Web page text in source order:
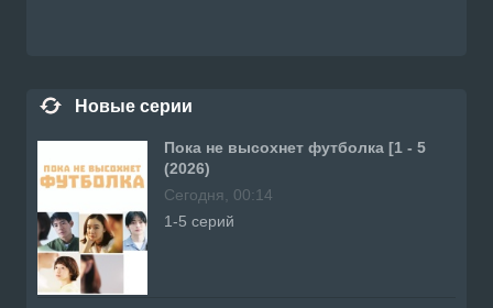
Новые серии
Пока не высохнет футболка [1 - 5
(2026)
Сегодня, 00:14
1-5 серий